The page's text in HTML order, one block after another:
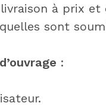
à prix et
sont
: